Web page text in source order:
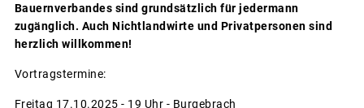
Bauernverbandes sind grundsätzlich für jedermann
zugänglich. Auch Nichtlandwirte und Privatpersonen sind
herzlich willkommen!
Vortragstermine:
Freitag 17.10.2025 - 19 Uhr - Burgebrach